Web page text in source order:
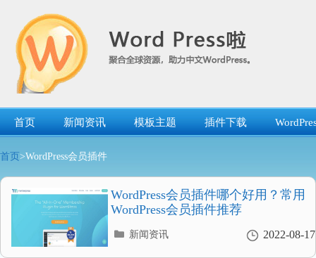
首页 新闻资讯 模板主题 插件下载
首页 >WordPress会员插件
WordPress会员插件哪个好用？常用
WordPress会员插件推荐
2022-08-17
分
新闻资讯